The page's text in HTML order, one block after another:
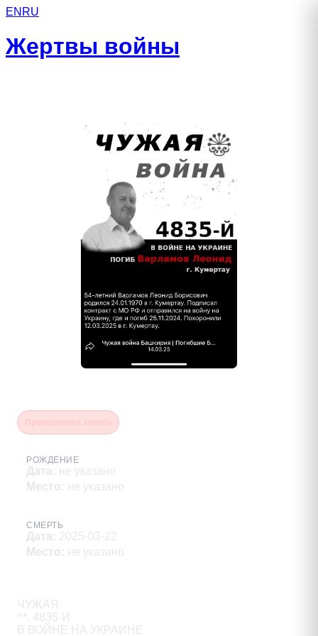
EN RU
Жертвы войны
РОЖДЕНИЕ
Дата: не указано
Место: не указано
СМЕРТЬ
Дата: 2025-03-22
Место: не указано
ЧУЖАЯ
^*. 4835-И
В ВОЙНЕ НА УКРАИНЕ